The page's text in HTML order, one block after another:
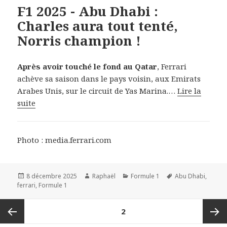
F1 2025 - Abu Dhabi :
Charles aura tout tenté,
Norris champion !
Après avoir touché le fond au Qatar, Ferrari
achève sa saison dans le pays voisin, aux Emirats
Arabes Unis, sur le circuit de Yas Marina.…Lire la
suite
Photo : media.ferrari.com
Publié
le
8 décembre 2025 Auteur
Raphaël Catégories
Formule 1
Mots-
Abu Dhabi,
ferrari, Formule 1
des
2